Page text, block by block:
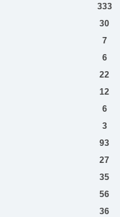
333
30
7
6
22
12
6
3
93
27
35
56
36